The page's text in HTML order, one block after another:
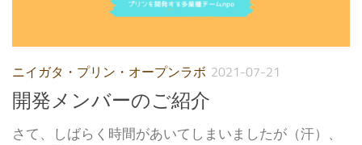
ニイガタ・プリン・オープンラボ 2021-07-21
開発メンバーのご紹介
さて、しばらく時間があいてしまいましたが（汗）、